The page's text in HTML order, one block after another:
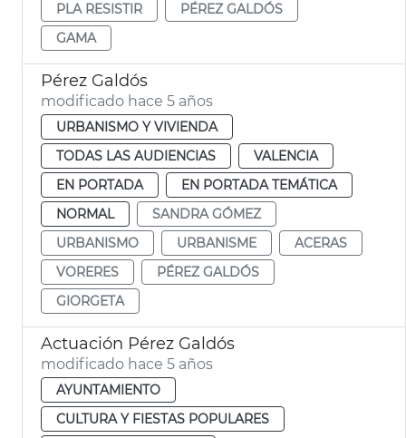
PLA RESISTIR
PÉREZ GALDÓS
GAMA
Pérez Galdós
modificado hace 5 años
URBANISMO Y VIVIENDA
TODAS LAS AUDIENCIAS
VALENCIA
EN PORTADA
EN PORTADA TEMÁTICA
NORMAL
SANDRA GÓMEZ
URBANISMO
URBANISME
ACERAS
VORERES
PÉREZ GALDÓS
GIORGETA
Actuación Pérez Galdós
modificado hace 5 años
AYUNTAMIENTO
CULTURA Y FIESTAS POPULARES